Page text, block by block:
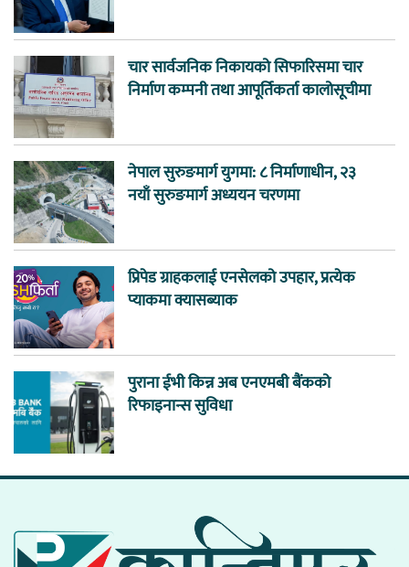
चार सार्वजनिक निकायको सिफारिसमा चार
निर्माण कम्पनी तथा आपूर्तिकर्ता कालोसूचीमा
नेपाल सुरुङमार्ग युगमा: ८ निर्माणाधीन, २३
नयाँ सुरुङमार्ग अध्ययन चरणमा
प्रिपेड ग्राहकलाई एनसेलको उपहार, प्रत्येक
प्याकमा क्यासब्याक
पुराना ईभी किन्न अब एनएमबी बैंकको
रिफाइनान्स सुविधा